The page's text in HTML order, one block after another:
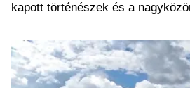
kapott történészek és a